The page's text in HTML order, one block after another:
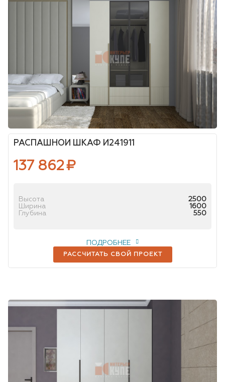
РАСПАШНОЙ ШКАФ И241911
137 862₽
Высота
2500
Ширина
1600
Глубина
550
РАССЧИТАТЬ СВОЙ ПРОЕКТ
ПОДРОБНЕЕ